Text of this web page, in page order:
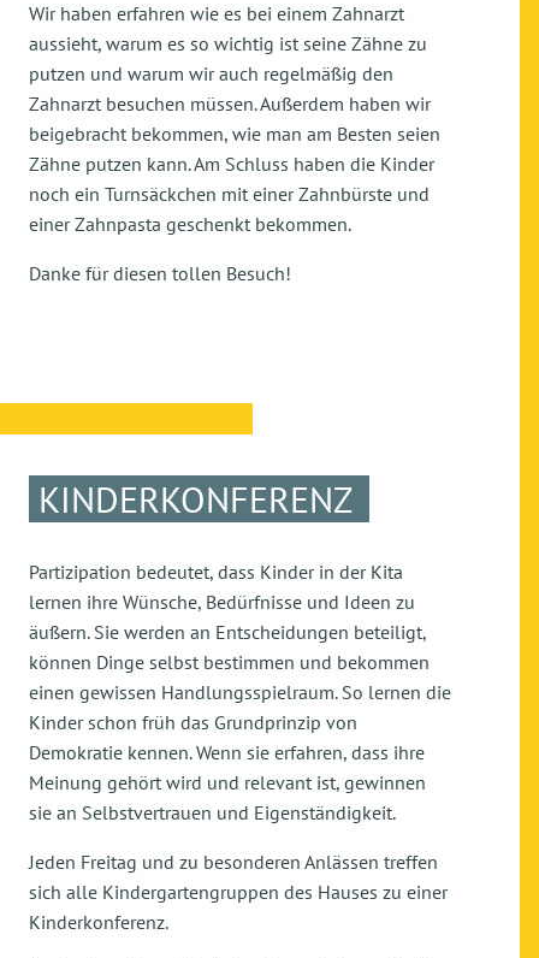
Wir haben erfahren wie es bei einem Zahnarzt
aussieht, warum es so wichtig ist seine Zähne zu
putzen und warum wir auch regelmäßig den
Zahnarzt besuchen müssen. Außerdem haben wir
beigebracht bekommen, wie man am Besten seien
Zähne putzen kann. Am Schluss haben die Kinder
noch ein Turnsäckchen mit einer Zahnbürste und
einer Zahnpasta geschenkt bekommen.
Danke für diesen tollen Besuch!
KINDERKONFERENZ
Partizipation bedeutet, dass Kinder in der Kita
lernen ihre Wünsche, Bedürfnisse und Ideen zu
äußern. Sie werden an Entscheidungen beteiligt,
können Dinge selbst bestimmen und bekommen
einen gewissen Handlungsspielraum. So lernen die
Kinder schon früh das Grundprinzip von
Demokratie kennen. Wenn sie erfahren, dass ihre
Meinung gehört wird und relevant ist, gewinnen
sie an Selbstvertrauen und Eigenständigkeit.
Jeden Freitag und zu besonderen Anlässen treffen
sich alle Kindergartengruppen des Hauses zu einer
Kinderkonferenz.